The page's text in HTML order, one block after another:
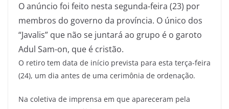
O anúncio foi feito nesta segunda-feira (23) por
membros do governo da província. O único dos
“Javalis” que não se juntará ao grupo é o garoto
Adul Sam-on, que é cristão.
O retiro tem data de início prevista para esta terça-feira
(24), um dia antes de uma cerimônia de ordenação.
Na coletiva de imprensa em que apareceram pela